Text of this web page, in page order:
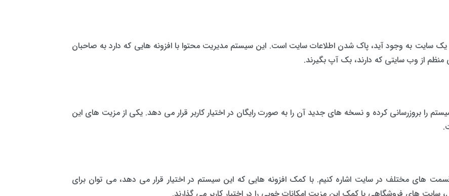
سایت به وجود آید، پاک شدن اطلاعات سایت است. این سیستم مدیریت محتوا با افزونه هایی که دارد به صاحبان
منظم از وب سایتی که دارند، بک آپ بگیرند.
را بروزرسانی کرده و نسخه های جدید آن را به صورت رایگان در اختیار کاربر قرار می دهد. یکی از مزیت های این
های مختلف در سایت اشاره کنیم. با کمک افزونه هایی که این سیستم در اختیار قرار می دهد، می توان برای